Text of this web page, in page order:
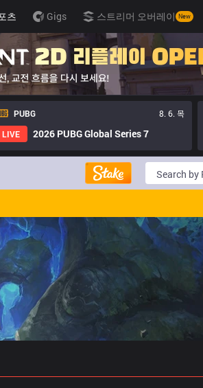
츠 Gigs 스트리머 오버레이 New
PUBG
8. 6. 목
LIVE
2026 PUBG Global Series 7